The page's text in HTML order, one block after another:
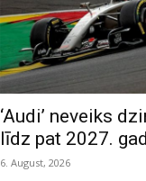
‘Audi’ neveiks
līdz pat 2027.
6. August, 2026